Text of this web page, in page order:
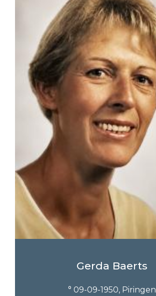
Gerda Baerts
° 09-09-1950, Piringen